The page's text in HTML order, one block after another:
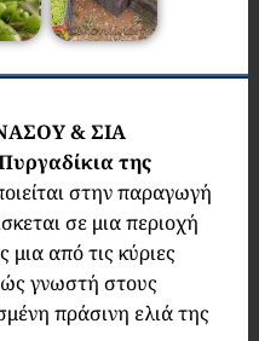
& ΣΙΑ
της
στην παραγωγή
σε μια περιοχή
μια από τις κύριες
γνωστή στους
πράσινη ελιά της